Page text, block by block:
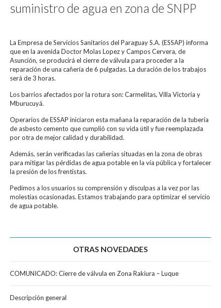
suministro de agua en zona de SNPP
La Empresa de Servicios Sanitarios del Paraguay S.A. (ESSAP) informa
que en la avenida Doctor Molas Lopez y Campos Cervera, de
Asunción, se producirá el cierre de válvula para proceder a la
reparación de una cañería de 6 pulgadas. La duración de los trabajos
será de 3 horas.
Los barrios afectados por la rotura son: Carmelitas, Villa Victoria y
Mburucuyá.
Operarios de ESSAP iniciaron esta mañana la reparación de la tubería
de asbesto cemento que cumplió con su vida útil y fue reemplazada
por otra de mejor calidad y durabilidad.
Además, serán verificadas las cañerías situadas en la zona de obras
para mitigar las pérdidas de agua potable en la vía pública y fortalecer
la presión de los frentistas.
Pedimos a los usuarios su comprensión y disculpas a la vez por las
molestias ocasionadas. Estamos trabajando para optimizar el servicio
de agua potable.
OTRAS NOVEDADES
COMUNICADO: Cierre de válvula en Zona Rakiura – Luque
Descripción general